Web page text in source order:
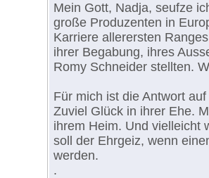
Mein Gott, Nadja, seufze
große Produzenten in
Karriere allerersten
ihrer Begabung, ihres
Romy Schneider stellten.
Für mich ist die Antwort
Zuviel Glück in ihrer Ehe.
ihrem Heim. Und vielleicht
soll der Ehrgeiz, wenn
werden.
.